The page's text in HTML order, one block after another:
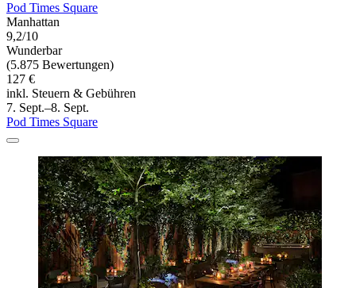
Pod Times Square
Manhattan
9,2/10
Wunderbar
(5.875 Bewertungen)
127 €
inkl. Steuern & Gebühren
7. Sept.–8. Sept.
Pod Times Square